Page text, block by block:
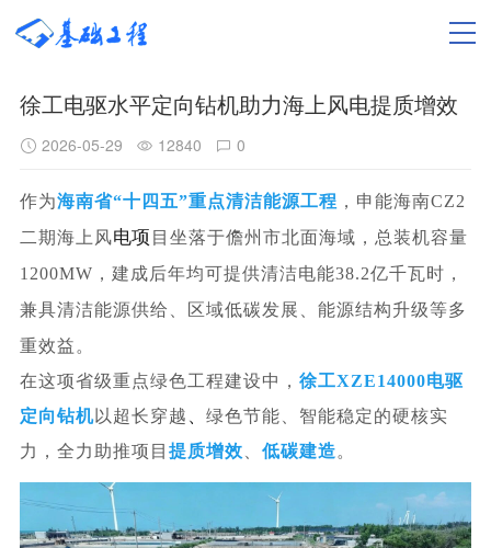
徐工电驱水平定向钻机助力海上风电提质增效
2026-05-29 12840 0
作为海南省“十四五”重点清洁能源工程 ， 申能海南CZ2
二期海上风电项 目坐落于儋州市北面海域，总 装机容量
1200MW， 建成后年均可提供清洁电能38.2亿千瓦时，
兼具清洁能源供给
、区域低碳发展、能源结构升级等多
重效益。
在这项省级重 点绿色工程建设中， 徐工XZE14000电驱
定向钻机以超长穿越 、绿色节能、智能稳定的硬核实
力，全力助推项目 提质增效 低碳建造。